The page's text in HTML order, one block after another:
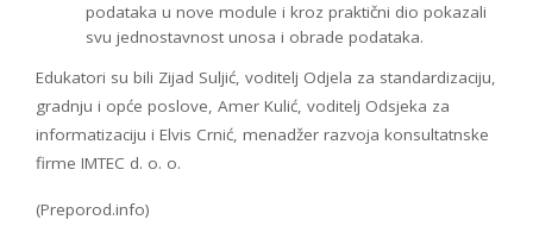
podataka u nove module i kroz praktični dio pokazali
svu jednostavnost unosa i obrade podataka.
Edukatori su bili Zijad Suljić, voditelj Odjela za standardizaciju,
gradnju i opće poslove, Amer Kulić, voditelj Odsjeka za
informatizaciju i Elvis Crnić, menadžer razvoja konsultatnske
firme IMTEC d. o. o.
(Preporod.info)